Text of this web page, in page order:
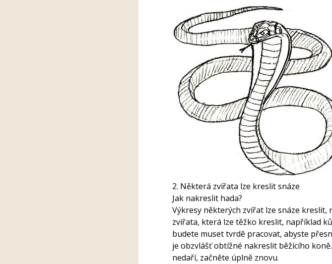
2. Některá zvířata lze kreslit snáze
Jak nakreslit hada?
Výkresy některých zvířat lze snáze kreslit,
zvířata, která lze těžko kreslit, například
budete muset tvrdě pracovat, abyste
je obzvlášť obtížné nakreslit běžícího
nedaří, začněte úplně znovu.